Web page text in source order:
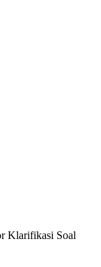
Klarifikasi Soal